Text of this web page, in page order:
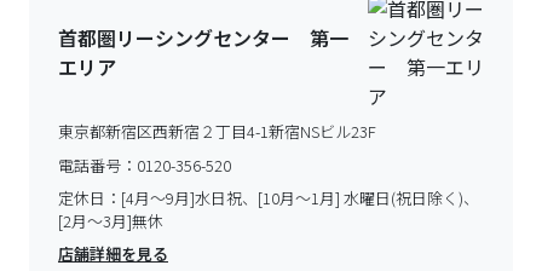
首都圏リーシングセンター 第一
エリア
東京都新宿区西新宿２丁目4-1新宿NSビル23F
電話番号： 0120-356-520
定休日： [4月～9月]水日祝、[10月～1月] 水曜日(祝日除く)、
[2月～3月]無休
店舗詳細を見る